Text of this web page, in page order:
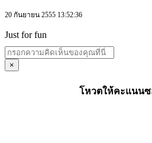
20 กันยายน 2555 13:52:36
Just for fun
×
โหวตให้คะแนน